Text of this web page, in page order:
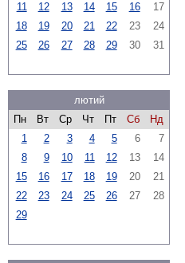
11
12 13 14 15 16
17
18
19 20 21 22 23
24
25
26 27 28 29 30 31
лютий
Пн
Вт Ср Чт Пт Сб
Нд
1
2 3 4 5 6
7
8
9 10 11 12 13
14
15
16 17 18 19 20
21
22
23 24 25 26 27
28
29